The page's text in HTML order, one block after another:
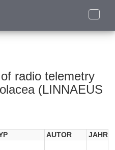
Toggle
radio telemetry
(LINNAEUS
AUTOR JAHR